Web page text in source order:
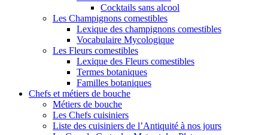
Cocktails sans alcool
Les Champignons comestibles
Lexique des champignons comestibles
Vocabulaire Mycologique
Les Fleurs comestibles
Lexique des Fleurs comestibles
Termes botaniques
Familles botaniques
Chefs et métiers de bouche
Métiers de bouche
Les Chefs cuisiniers
Liste des cuisiniers de l’Antiquité à nos jours